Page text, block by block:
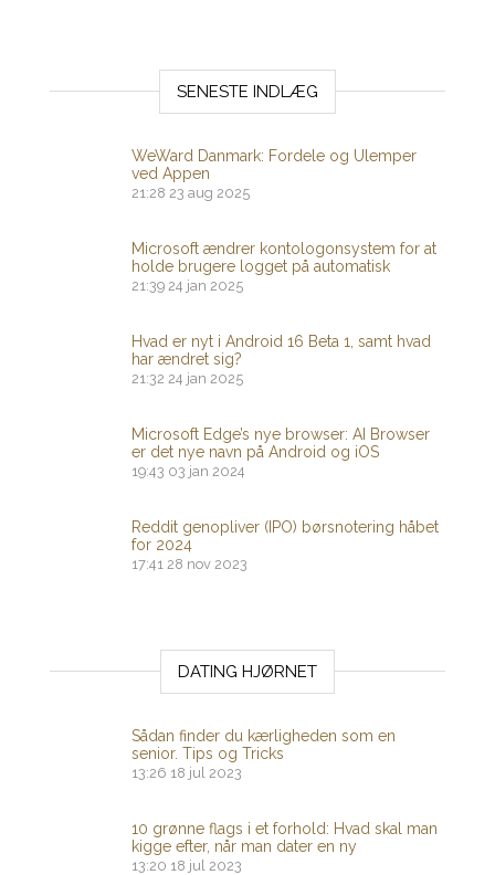
SENESTE INDLÆG
WeWard Danmark: Fordele og Ulemper
ved Appen
21:28 23 aug 2025
Microsoft ændrer kontologonsystem for at
holde brugere logget på automatisk
21:39 24 jan 2025
Hvad er nyt i Android 16 Beta 1, samt hvad
har ændret sig?
21:32 24 jan 2025
Microsoft Edge’s nye browser: AI Browser
er det nye navn på Android og iOS
19:43 03 jan 2024
Reddit genopliver (IPO) børsnotering håbet
for 2024
17:41 28 nov 2023
DATING HJØRNET
Sådan finder du kærligheden som en
senior. Tips og Tricks
13:26 18 jul 2023
10 grønne flags i et forhold: Hvad skal man
kigge efter, når man dater en ny
13:20 18 jul 2023